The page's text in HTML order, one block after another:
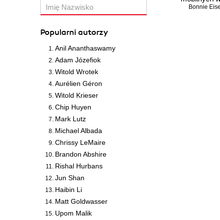
Popularni autorzy
Anil Ananthaswamy
Adam Józefiok
Witold Wrotek
Aurélien Géron
Witold Krieser
Chip Huyen
Mark Lutz
Michael Albada
Chrissy LeMaire
Brandon Abshire
Rishal Hurbans
Jun Shan
Haibin Li
Matt Goldwasser
Upom Malik
JavaScript.
Bonnie